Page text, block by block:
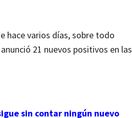
hace varios días, sobre todo
21 nuevos positivos en las
sin contar ningún nuevo